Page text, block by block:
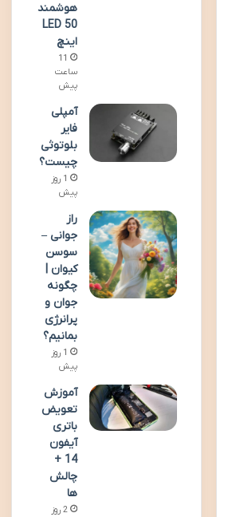
هوشمند
LED 50
اینچ
11
ساعت
پیش
آمپلی
فایر
بلوتوثی
چیست؟
1 روز
پیش
راز
جوانی –
سوسن
کیوان |
چگونه
جوان و
پرانرژی
بمانیم؟
1 روز
پیش
آموزش
تعویض
باتری
آیفون
14 +
چالش
ها
2 روز